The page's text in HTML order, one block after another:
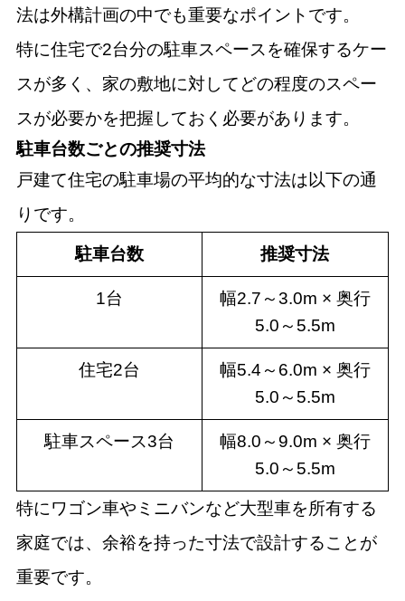
法は外構計画の中でも重要なポイントです。
特に住宅で2台分の駐車スペースを確保するケー
スが多く、家の敷地に対してどの程度のスペー
スが必要かを把握しておく必要があります。
駐車台数ごとの推奨寸法
戸建て住宅の駐車場の平均的な寸法は以下の通
りです。
駐車台数 推奨寸法
1台
幅2.7～3.0m × 奥行
5.0～5.5m
住宅2台
幅5.4～6.0m × 奥行
5.0～5.5m
駐車スペース3台
幅8.0～9.0m × 奥行
5.0～5.5m
特にワゴン車やミニバンなど大型車を所有する
家庭では、余裕を持った寸法で設計することが
重要です。